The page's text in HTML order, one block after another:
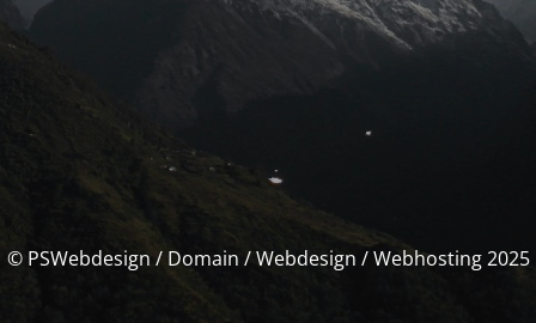
© PSWebdesign / Domain / Webdesign / Webhosting 2025